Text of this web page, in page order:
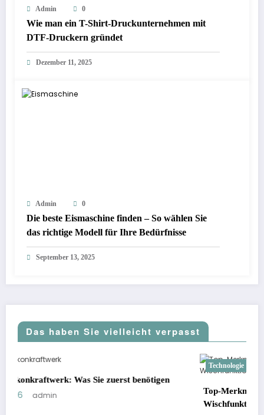
Admin 0
Wie man ein T-Shirt-Druckunternehmen mit
DTF-Druckern gründet
Dezember 11, 2025
Admin 0
Die beste Eismaschine finden – So wählen Sie
das richtige Modell für Ihre Bedürfnisse
September 13, 2025
Das haben Sie vielleicht verpasst
Top-Merkmale, auf die Sie bei einem Saugroboter mit